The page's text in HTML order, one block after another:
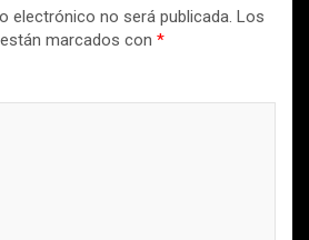
electrónico no será publicada. Los
marcados con *